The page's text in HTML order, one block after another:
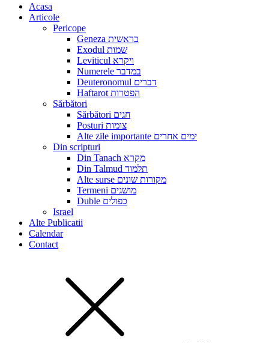
Acasa
Articole
Pericope
Geneza בראשית
Exodul שמות
Leviticul ויקרא
Numerele במדבר
Deuteronomul דברים
Haftarot הפטרות
Sărbători
Sărbători חגים
Posturi צומות
Alte zile importante ימים אחרים
Din scripturi
Din Tanach מקרא
Din Talmud תלמוד
Alte surse מקורות שונים
Termeni מושגים
Duble כפולים
Israel
Alte Publicatii
Calendar
Contact